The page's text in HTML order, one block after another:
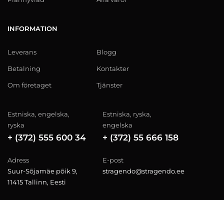
INFORMATION
Leverans
Betalning
Om företaget
Blogg
Kontakter
Tjänster
Estniska, engelska,
ryska
+ (372) 555 600 34
Estniska, ryska,
engelska
+ (372) 55 666 158
Adress
Suur-Sõjamäe põik 9,
11415 Tallinn, Eesti
E-post
stragendo@stragendo.ee